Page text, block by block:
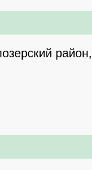
район,